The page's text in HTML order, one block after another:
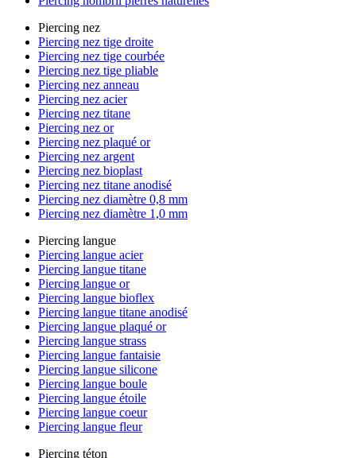
Piercing nez
Piercing nez tige droite
Piercing nez tige courbée
Piercing nez tige pliable
Piercing nez anneau
Piercing nez acier
Piercing nez titane
Piercing nez or
Piercing nez plaqué or
Piercing nez argent
Piercing nez bioplast
Piercing nez titane anodisé
Piercing nez diamètre 0,8 mm
Piercing nez diamètre 1,0 mm
Piercing langue
Piercing langue acier
Piercing langue titane
Piercing langue or
Piercing langue bioflex
Piercing langue titane anodisé
Piercing langue plaqué or
Piercing langue strass
Piercing langue fantaisie
Piercing langue silicone
Piercing langue boule
Piercing langue étoile
Piercing langue coeur
Piercing langue fleur
Piercing téton